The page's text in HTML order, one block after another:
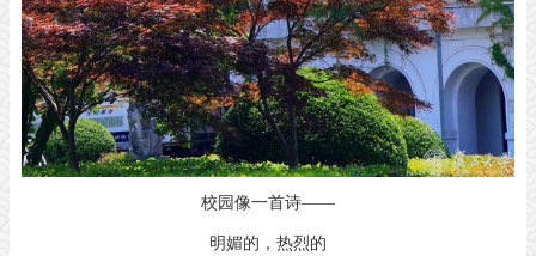
校园像一首诗——
明媚的，热烈的